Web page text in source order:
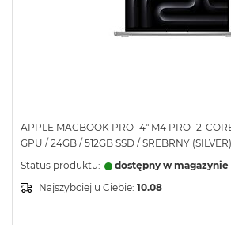
APPLE MACBOOK PRO 14" M4 PRO 12-
GPU / 24GB / 512GB SSD / SREBRNY (SILVER)
Status produktu:
dostępny w magazynie
Najszybciej u Ciebie: 10.08